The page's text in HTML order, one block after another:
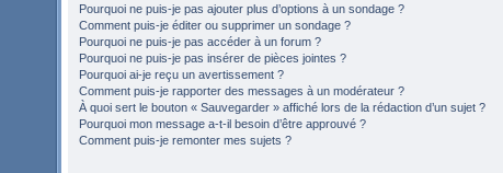
Pourquoi ne puis-je pas ajouter plus d’options à un sondage ?
Comment puis-je éditer ou supprimer un sondage ?
Pourquoi ne puis-je pas accéder à un forum ?
Pourquoi ne puis-je pas insérer de pièces jointes ?
Pourquoi ai-je reçu un avertissement ?
Comment puis-je rapporter des messages à un modérateur ?
À quoi sert le bouton « Sauvegarder » affiché lors de la rédaction d’un sujet ?
Pourquoi mon message a-t-il besoin d’être approuvé ?
Comment puis-je remonter mes sujets ?